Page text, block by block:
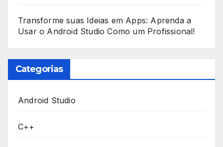
Transforme suas Ideias em Apps: Aprenda a
Usar o Android Studio Como um Profissional!
Categorias
Android Studio
C++